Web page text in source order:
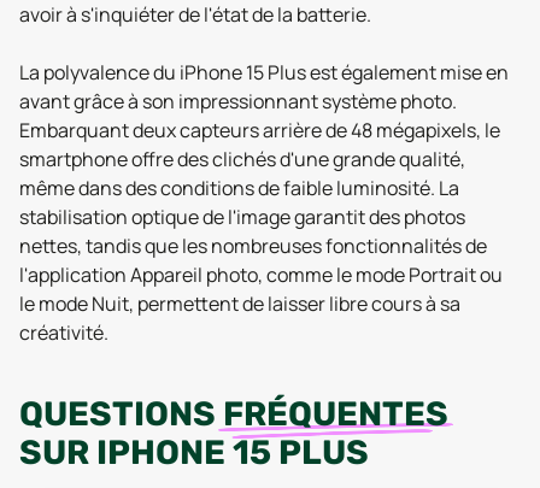
avoir à s'inquiéter de l'état de la batterie.
La polyvalence du iPhone 15 Plus est également mise en
avant grâce à son impressionnant système photo.
Embarquant deux capteurs arrière de 48 mégapixels, le
smartphone offre des clichés d'une grande qualité,
même dans des conditions de faible luminosité. La
stabilisation optique de l'image garantit des photos
nettes, tandis que les nombreuses fonctionnalités de
l'application Appareil photo, comme le mode Portrait ou
le mode Nuit, permettent de laisser libre cours à sa
créativité.
QUESTIONS FRÉQUENTES
SUR IPHONE 15 PLUS